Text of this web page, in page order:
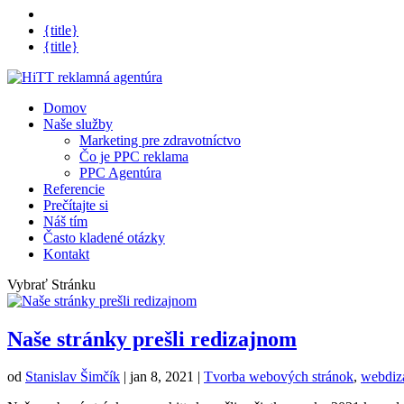
{title}
{title}
Domov
Naše služby
Marketing pre zdravotníctvo
Čo je PPC reklama
PPC Agentúra
Referencie
Prečítajte si
Náš tím
Často kladené otázky
Kontakt
Vybrať Stránku
Naše stránky prešli redizajnom
od Stanislav Šimčík | jan 8, 2021 | Tvorba webových stránok,